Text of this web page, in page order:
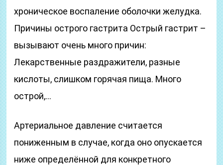
хроническое воспаление оболочки желудка.
Причины острого гастрита Острый гастрит –
вызывают очень много причин:
Лекарственные раздражители, разные
кислоты, слишком горячая пища. Много
острой,…
Артериальное давление считается
пониженным в случае, когда оно опускается
ниже определённой для конкретного